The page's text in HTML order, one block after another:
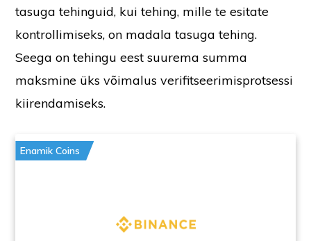
tasuga tehinguid, kui tehing, mille te esitate
kontrollimiseks, on madala tasuga tehing.
Seega on tehingu eest suurema summa
maksmine üks võimalus verifitseerimisprotsessi
kiirendamiseks.
Enamik Coins